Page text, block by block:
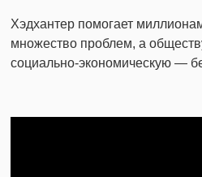
Хэдхантер помогает
множество проблем, а
социально-экономическую —